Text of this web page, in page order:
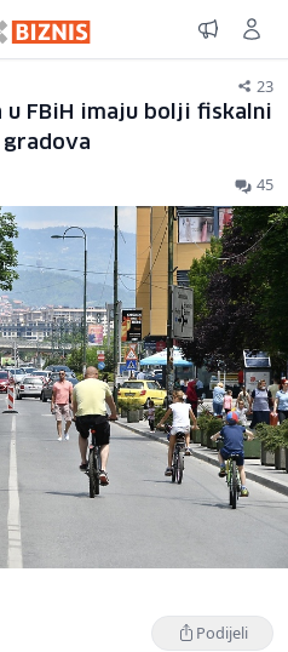
23
u FBiH imaju bolji fiskalni
45
Podijeli